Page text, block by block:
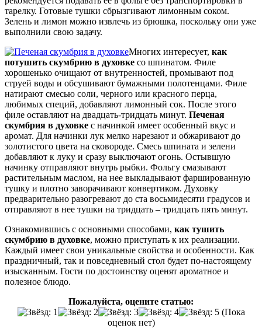
тарелку. Готовые тушки сбрызгивают лимонным соком.
Зелень и лимон можно извлечь из брюшка, поскольку они уже
выполнили свою задачу.
Многих интересует, как
потушить скумбрию в духовке со шпинатом. Филе
хорошенько очищают от внутренностей, промывают под
струей воды и обсушивают бумажными полотенцами. Филе
натирают смесью соли, черного или красного перца,
любимых специй, добавляют лимонный сок. После этого
филе оставляют на двадцать-тридцать минут. Печеная
скумбрия в духовке с начинкой имеет особенный вкус и
аромат. Для начинки лук мелко нарезают и обжаривают до
золотистого цвета на сковороде. Смесь шпината и зелени
добавляют к луку и сразу выключают огонь. Остывшую
начинку отправляют внутрь рыбки. Фольгу смазывают
растительным маслом, на нее выкладывают фаршированную
тушку и плотно заворачивают конвертиком. Духовку
предварительно разогревают до ста восьмидесяти градусов и
отправляют в нее тушки на тридцать – тридцать пять минут.
Ознакомившись с основными способами, как тушить
скумбрию в духовке, можно приступать к их реализации.
Каждый имеет свои уникальные свойства и особенности. Как
праздничный, так и повседневный стол будет по-настоящему
изысканным. Гости по достоинству оценят ароматное и
полезное блюдо.
Пожалуйста, оцените статью:
(Пока
оценок нет)